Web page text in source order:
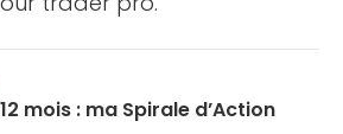
mois : ma Spirale d’Action